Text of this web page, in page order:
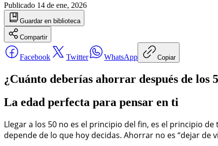
Publicado 14 de ene, 2026
Guardar en biblioteca
Compartir
Facebook Twitter WhatsApp Copiar
¿Cuánto deberías ahorrar después de
La edad perfecta para pensar en ti
Llegar a los 50 no es el principio del fin, es el principio
depende de lo que hoy decidas. Ahorrar no es “dejar